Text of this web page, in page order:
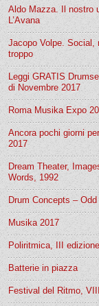
Aldo Mazza. Il nostro
L’Avana
Jacopo Volpe. Social,
troppo
Leggi GRATIS
di Novembre 2017
Roma Musika Expo
Ancora pochi giorni
2017
Dream Theater,
Words, 1992
Drum Concepts – Odd
Musika 2017
Poliritmica, III edizione
Batterie in piazza
Festival del Ritmo,